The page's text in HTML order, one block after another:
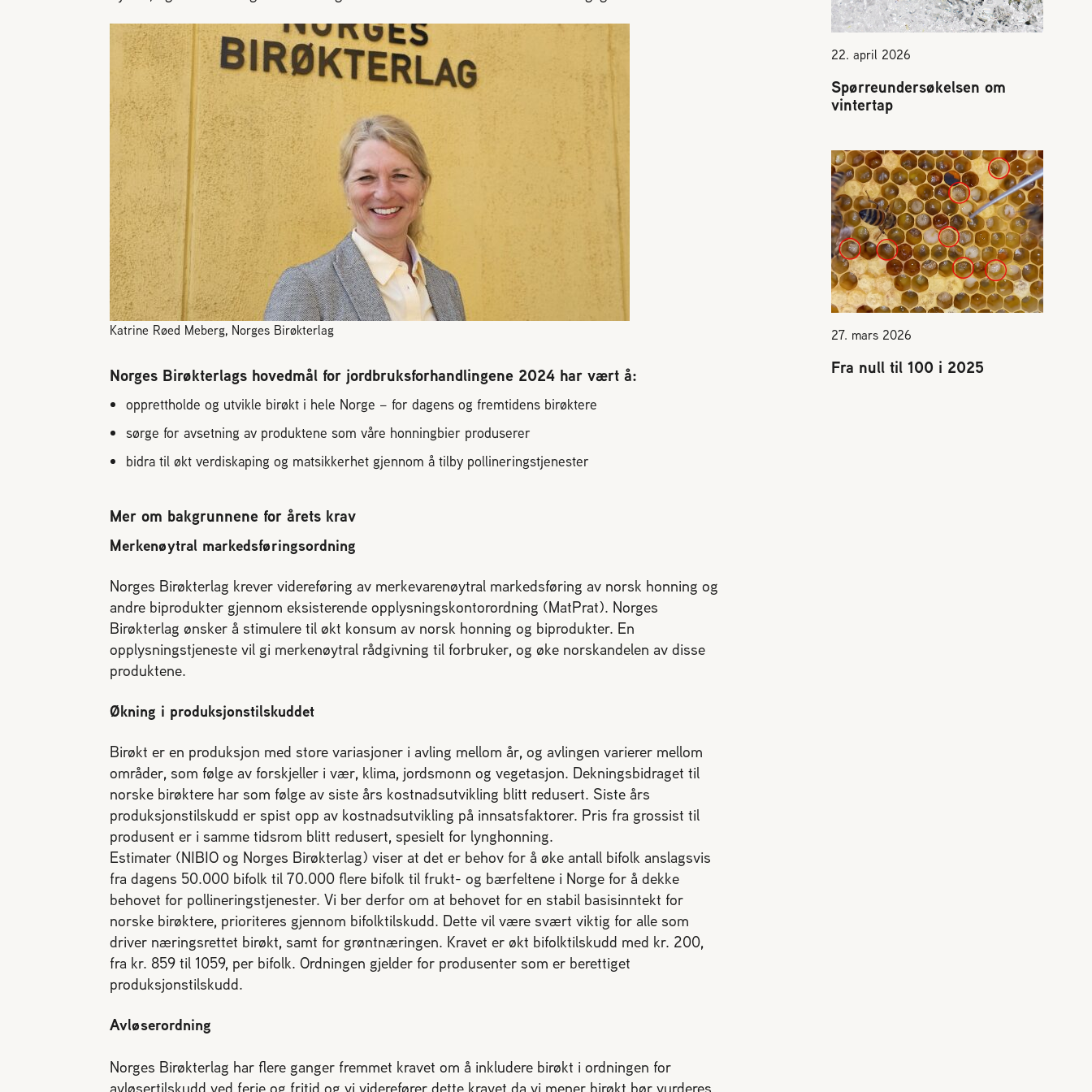
Katrine Røed Meberg, Norges Birøkterlag
Norges Birøkterlags hovedmål for jordbruksforhandlingene 2024 har vært å:
opprettholde og utvikle birøkt i hele Norge – for dagens og fremtidens birøktere
sørge for avsetning av produktene som våre honningbier produserer
bidra til økt verdiskaping og matsikkerhet gjennom å tilby pollineringstjenester
Mer om bakgrunnene for årets krav
Merkenøytral markedsføringsordning
Norges Birøkterlag krever videreføring av merkevarenøytral markedsføring av norsk honning og
andre biprodukter gjennom eksisterende opplysningskontorordning (MatPrat). Norges
Birøkterlag ønsker å stimulere til økt konsum av norsk honning og biprodukter. En
opplysningstjeneste vil gi merkenøytral rådgivning til forbruker, og øke norskandelen av disse
produktene.
Økning i produksjonstilskuddet
Birøkt er en produksjon med store variasjoner i avling mellom år, og avlingen varierer mellom
områder, som følge av forskjeller i vær, klima, jordsmonn og vegetasjon. Dekningsbidraget til
norske birøktere har som følge av siste års kostnadsutvikling blitt redusert. Siste års
produksjonstilskudd er spist opp av kostnadsutvikling på innsatsfaktorer. Pris fra grossist til
produsent er i samme tidsrom blitt redusert, spesielt for lynghonning.
Estimater (NIBIO og Norges Birøkterlag) viser at det er behov for å øke antall bifolk anslagsvis
fra dagens 50.000 bifolk til 70.000 flere bifolk til frukt- og bærfeltene i Norge for å dekke
behovet for pollineringstjenester. Vi ber derfor om at behovet for en stabil basisinntekt for
norske birøktere, prioriteres gjennom bifolktilskudd. Dette vil være svært viktig for alle som
driver næringsrettet birøkt, samt for grøntnæringen. Kravet er økt bifolktilskudd med kr. 200,
fra kr. 859 til 1059, per bifolk. Ordningen gjelder for produsenter som er berettiget
produksjonstilskudd.
Avløserordning
Norges Birøkterlag har flere ganger fremmet kravet om å inkludere birøkt i ordningen for
22. april 2026
Spørreundersøkelsen om
vintertap
27. mars 2026
Fra null til 100 i 2025